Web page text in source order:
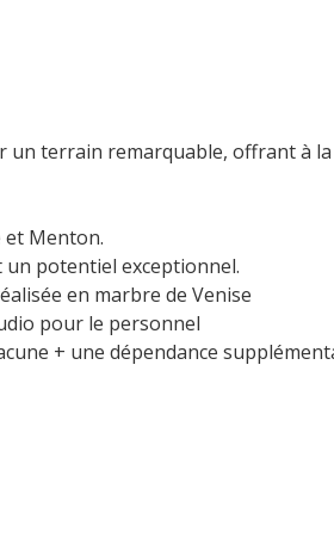
un terrain remarquable, offrant à
et Menton.
potentiel exceptionnel.
en marbre de Venise
pour le personnel
+ une dépendance
pétanque, ancien terrain de golf à